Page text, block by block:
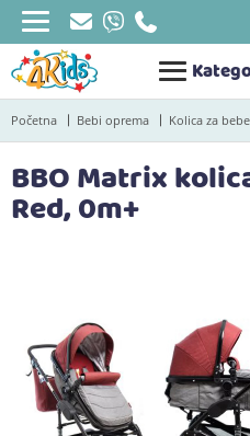
Početna Bebi oprema Kolica za bebe
BBO Matrix
Red, 0m+